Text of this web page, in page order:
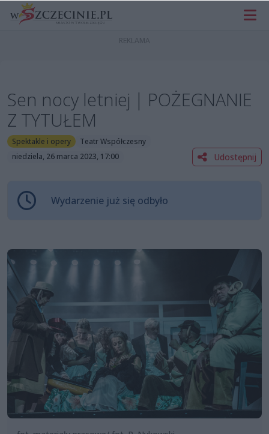
Sen nocy letniej | POŻEGNANIE
Z TYTUŁEM
Spektakle i opery
Teatr Współczesny
niedziela, 26 marca 2023, 17:00
Udostępnij
Wydarzenie już się odbyło